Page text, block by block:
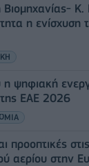
Βιομηχανίας-
η ενίσχυση
ψηφιακή
ΕΑΕ 2026
προοπτικές
αερίου στην